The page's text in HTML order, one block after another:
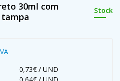
30ml com
Stock
0,73€ / UND